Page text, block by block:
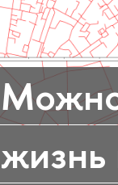
жизнь